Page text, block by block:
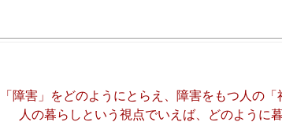
「障害」をどのようにとらえ、障害をもつ人の
人の暮らしという視点でいえば、どのように